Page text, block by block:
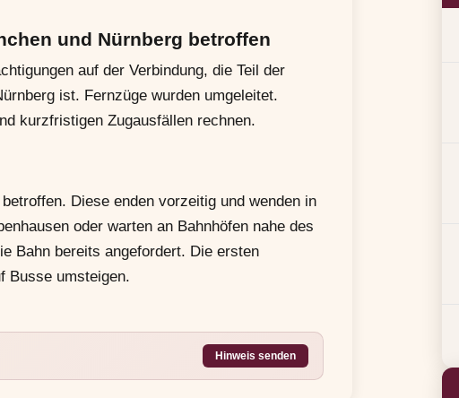
und Nürnberg betroffen
auf der Verbindung, die Teil der
ist. Fernzüge wurden umgeleitet.
kurzfristigen Zugausfällen rechnen.
Diese enden vorzeitig und wenden in
oder warten an Bahnhöfen nahe des
Bahn bereits angefordert. Die ersten
Busse umsteigen.
Hinweis senden